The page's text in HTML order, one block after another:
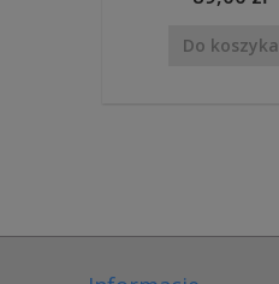
Do koszyka